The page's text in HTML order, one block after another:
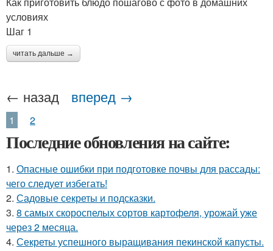
условиях
Шаг 1
читать дальше →
← назад вперед →
1 2
Последние обновления на сайте:
1. Опасные ошибки при подготовке почвы для рассады:
чего следует избегать!
2. Садовые секреты и подсказки.
3. 8 самых скороспелых сортов картофеля, урожай уже
через 2 месяца.
4. Секреты успешного выращивания пекинской капусты.